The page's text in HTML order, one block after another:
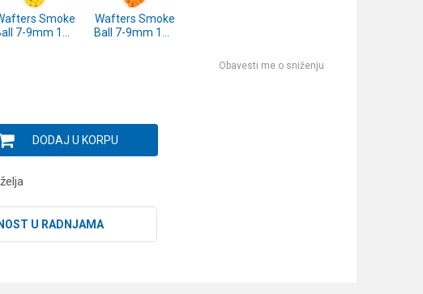
Smoke
7-9mm 15g
Wafters Smoke
Ball 7-9mm 15g
Obavesti me o sniženju
DODAJ U KORPU
U RADNJAMA